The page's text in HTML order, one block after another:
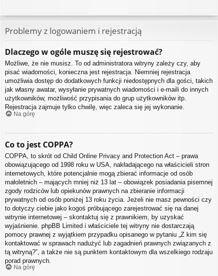
Problemy z logowaniem i rejestracją
Dlaczego w ogóle muszę się rejestrować?
Możliwe, że nie musisz. To od administratora witryny zależy czy, aby
pisać wiadomości, konieczna jest rejestracja. Niemniej rejestracja
umożliwia dostęp do dodatkowych funkcji niedostępnych dla gości, takich
jak własny awatar, wysyłanie prywatnych wiadomości i e-maili do innych
użytkowników, możliwość przypisania do grup użytkowników itp.
Rejestracja zajmuje tylko chwilę, więc zaleca się jej wykonanie.
Na górę
Co to jest COPPA?
COPPA, to skrót od Child Online Privacy and Protection Act – prawa
obowiązującego od 1998 roku w USA, nakładającego na właścicieli stron
internetowych, które potencjalnie mogą zbierać informacje od osób
małoletnich – mających mniej niż 13 lat – obowiązek posiadania pisemnej
zgody rodziców lub opiekunów prawnych na zbieranie informacji
prywatnych od osób poniżej 13 roku życia. Jeżeli nie masz pewności czy
to dotyczy ciebie jako kogoś próbującego zarejestrować się na danej
witrynie internetowej – skontaktuj się z prawnikiem, by uzyskać
wyjaśnienie. phpBB Limited i właściciele tej witryny nie dostarczają
pomocy prawnej z wyjątkiem przypadku opisanego w pytaniu „Z kim się
kontaktować w sprawach nadużyć lub zagadnień prawnych związanych z
tą witryną?”, a także nie są punktem kontaktowym dla wszelkiego rodzaju
porad prawnych.
Na górę